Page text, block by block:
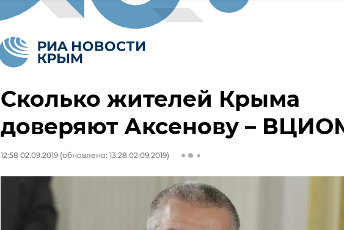
Сколько жителей Крыма
доверяют Аксенову –
12:58 02.09.2019 (обновлено: 13:28 02.09.2019)